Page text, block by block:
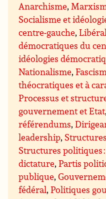
Anarchisme,
Socialisme et
centre-gauche,
démocratiques du
idéologies
Nationalisme,
théocratiques et à
Processus et
gouvernement et Etat
référendums,
leadership,
Structures politiques
dictature,Partis
publique,
fédéral,Politiques